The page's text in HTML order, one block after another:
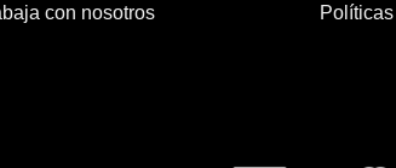
con nosotros